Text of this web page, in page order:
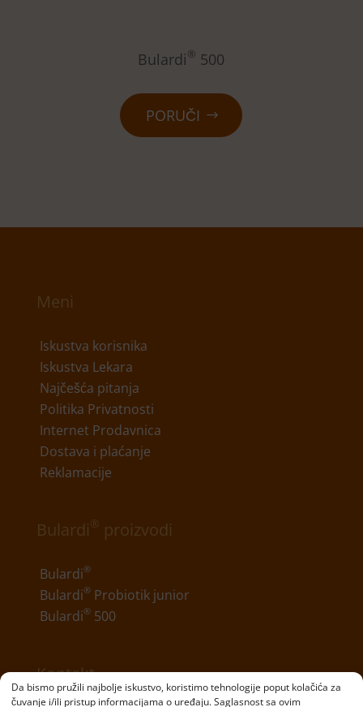
Da bismo pružili najbolje iskustvo, koristimo tehnologije poput kolačića za
čuvanje i/ili pristup informacijama o uređaju. Saglasnost sa ovim
Bulardi® 500
PORUČI
Meni
Iskustva korisnika
Iskustva Lekara
Najčešća pitanja
Politika Privatnosti
Internet Prodavnica
Dostava i plaćanje
Reklamacije
Bulardi ® proizvodi
Bulardi®
Bulardi®Probiotik junior
Bulardi®500
Kontakt